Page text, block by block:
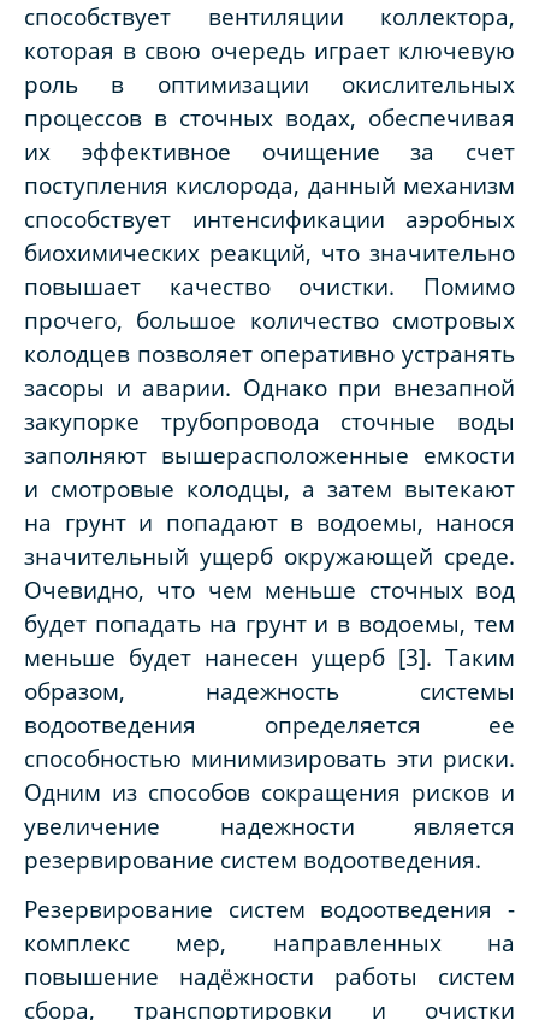
способствует вентиляции коллектора,
которая в свою очередь играет ключевую
роль в оптимизации окислительных
процессов в сточных водах, обеспечивая
их эффективное очищение за счет
поступления кислорода, данный механизм
способствует интенсификации аэробных
биохимических реакций, что значительно
повышает качество очистки. Помимо
прочего, большое количество смотровых
колодцев позволяет оперативно устранять
засоры и аварии. Однако при внезапной
закупорке трубопровода сточные воды
заполняют вышерасположенные емкости
и смотровые колодцы, а затем вытекают
на грунт и попадают в водоемы, нанося
значительный ущерб окружающей среде.
Очевидно, что чем меньше сточных вод
будет попадать на грунт и в водоемы, тем
меньше будет нанесен ущерб [3]. Таким
образом, надежность системы
водоотведения определяется ее
способностью минимизировать эти риски.
Одним из способов сокращения рисков и
увеличение надежности является
резервирование систем водоотведения.
Резервирование систем водоотведения -
комплекс мер, направленных на
повышение надёжности работы систем
сбора, транспортировки и очистки